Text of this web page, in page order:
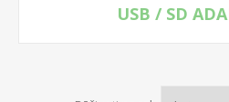
USB / SD